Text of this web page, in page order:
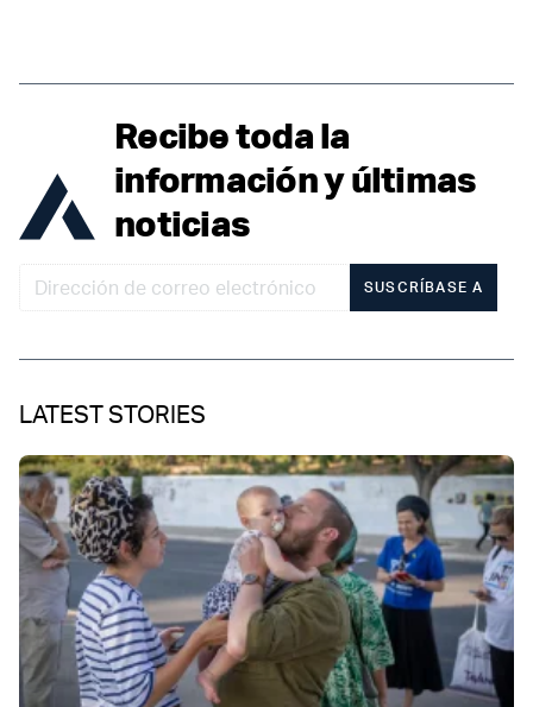
Recibe toda la
información y últimas
noticias
SUSCRÍBASE A
LATEST STORIES